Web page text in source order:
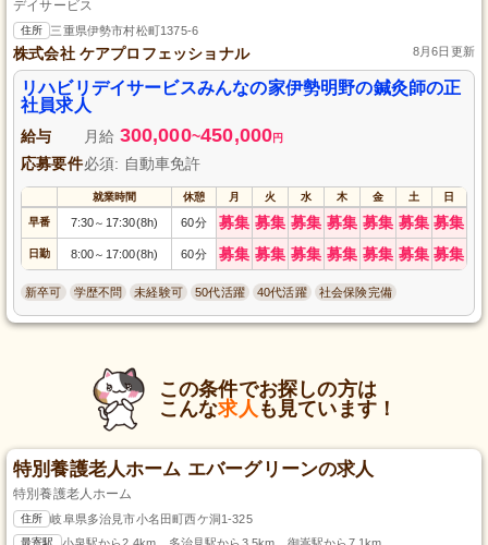
デイサービス
住所 三重県伊勢市村松町1375-6
株式会社 ケアプロフェッショナル 8月6日更新
リハビリデイサービスみんなの家伊勢明野の鍼灸師の正
社員求人
給与 月給 300,000~450,000円
応募要件必須: 自動車免許
就業時間 休憩 月 火 水 木 金 土 日
早番 7:30～ 17:30(8h) 60分 募集 募集 募集 募集 募集 募集 募集
日勤 8:00～ 17:00(8h) 60分 募集 募集 募集 募集 募集 募集 募集
新卒可 学歴不問 未経験可 50代活躍 40代活躍 社会保険完備
この条件でお探しの方は
こんな求人 も見ています！
特別養護老人ホーム エバーグリーンの求人
特別養護老人ホーム
住所 岐阜県多治見市小名田町西ケ洞1-325
最寄駅